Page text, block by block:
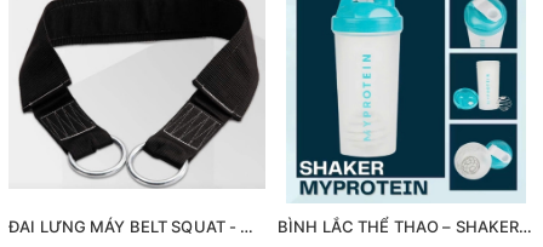
ĐAI LƯNG MÁY BELT SQUAT - Máy gánh đùi với dây đai Belt Squat
BÌNH LẮC THỂ THAO – SHAKER MYPROTEIN 600ML